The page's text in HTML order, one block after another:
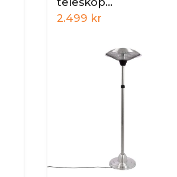
900/1200/2100 W
2.499 kr